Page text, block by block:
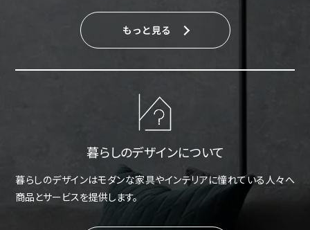
もっと見る
暮らしのデザインについて
暮らしのデザインはモダンな家具やインテリアに憧れている人々へ
商品とサービスを提供します。